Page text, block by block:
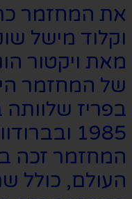
את המחזמר
וקלוד מישל
מאת ויקטור
בפריז שלוותה
המחזמר זכה
העולם, כולל